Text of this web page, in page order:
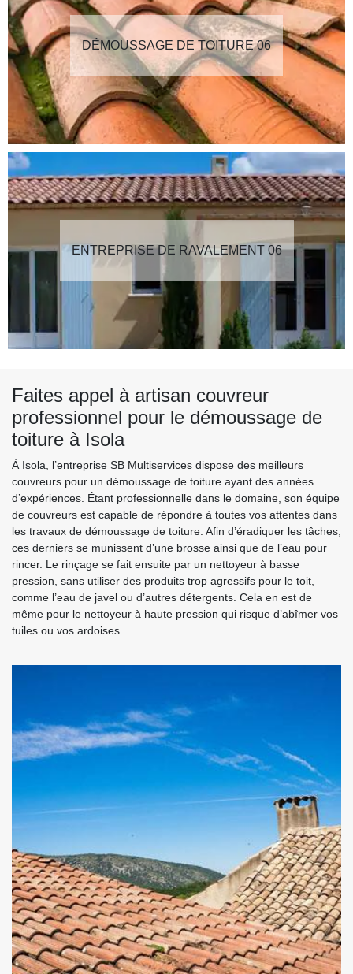
DÉMOUSSAGE DE TOITURE 06
ENTREPRISE DE RAVALEMENT 06
Faites appel à artisan couvreur
professionnel pour le démoussage de
toiture à Isola
À Isola, l’entreprise SB Multiservices dispose des meilleurs
couvreurs pour un démoussage de toiture ayant des années
d’expériences. Étant professionnelle dans le domaine, son équipe
de couvreurs est capable de répondre à toutes vos attentes dans
les travaux de démoussage de toiture. Afin d’éradiquer les tâches,
ces derniers se munissent d’une brosse ainsi que de l’eau pour
rincer. Le rinçage se fait ensuite par un nettoyeur à basse
pression, sans utiliser des produits trop agressifs pour le toit,
comme l’eau de javel ou d’autres détergents. Cela en est de
même pour le nettoyeur à haute pression qui risque d’abîmer vos
tuiles ou vos ardoises.